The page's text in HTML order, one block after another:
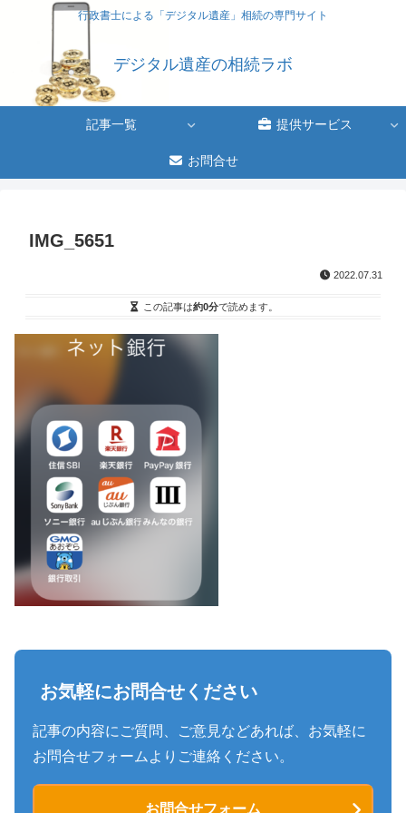
行政書士による「デジタル遺産」相続の専門サイト
デジタル遺産の相続ラボ
記事一覧 提供サービス
お問合せ
IMG_5651
2022.07.31
この記事は約0分で読めます。
お気軽にお問合せください
記事の内容にご質問、ご意見などあれば、お気軽に
お問合せフォームよりご連絡ください。
お問合せフォーム